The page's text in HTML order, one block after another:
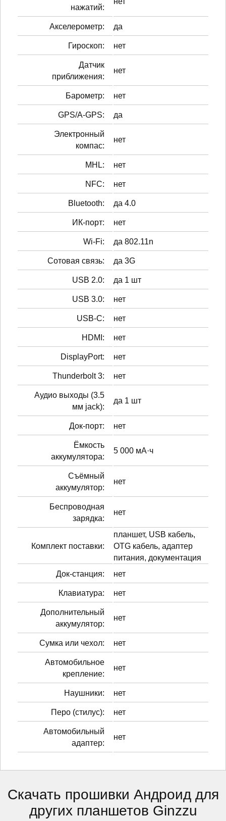
нажатий:
Акселерометр: да
Гироскоп: нет
Датчик
приближения:
нет
Барометр: нет
GPS/A-GPS: да
Электронный
компас:
нет
MHL: нет
NFC: нет
Bluetooth: да 4.0
ИК-порт: нет
Wi-Fi: да 802.11n
Сотовая связь: да 3G
USB 2.0: да 1 шт
USB 3.0: нет
USB-C: нет
HDMI: нет
DisplayPort: нет
Thunderbolt 3: нет
Аудио выходы (3.5
мм jack):
да 1 шт
Док-порт: нет
Ёмкость
аккумулятора:
5 000 мА·ч
Cъёмный
аккумулятор:
нет
Беспроводная
зарядка:
нет
Комплект поставки:
планшет, USB кабель,
OTG кабель, адаптер
питания, документация
Док-станция:
нет
Клавиатура: нет
Дополнительный
аккумулятор:
нет
Сумка или чехол: нет
Автомобильное
крепление:
нет
Наушники: нет
Перо (стилус): нет
Автомобильный
адаптер:
нет
Скачать прошивки Андроид для
других планшетов Ginzzu